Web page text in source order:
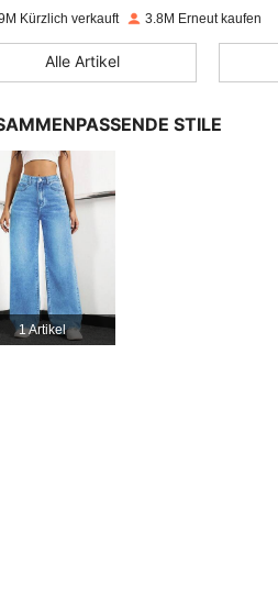
4,75 41K 354K
4,75
4,75
4,75
Kürzlich verkauft 3.8M Erneut kaufen
Alle Artikel
STILE
1 Artikel